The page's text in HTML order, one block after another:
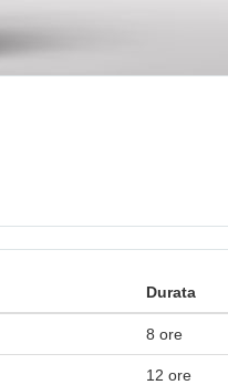
Durata
8 ore
12 ore